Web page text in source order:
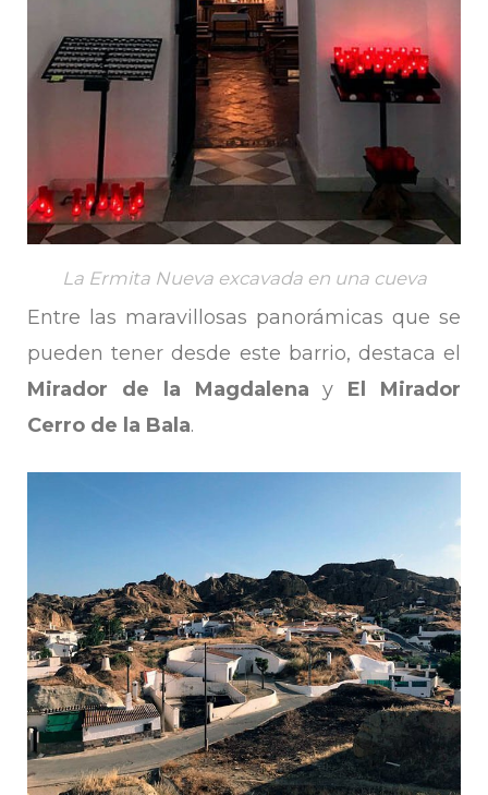
La Ermita Nueva excavada en una cueva
Entre las maravillosas panorámicas que se
pueden tener desde este barrio, destaca el
Mirador de la Magdalena y El Mirador
Cerro de la Bala.